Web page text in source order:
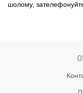
шолому,